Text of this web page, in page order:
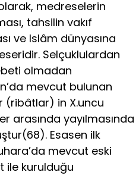
medreselerin
tahsilin vakıf
ve Islâm dünyasına
Selçuklulardan
olmadan
mevcut bulunan
(ribâtlar) in X.uncu
arasında yayılmasında
Esasen ilk
mevcut eski
ile kurulduğu